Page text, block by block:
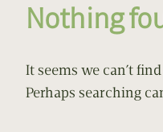
Nothing
It seems we can’t
Perhaps searching